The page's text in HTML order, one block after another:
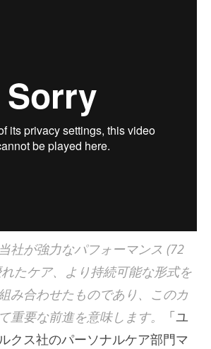
社が強力なパフォーマンス (72
たケア、より持続可能な形式を
み合わせたものであり、このカ
重要な前進を意味します。
「ユ
クス社のパーソナルケア部門マ